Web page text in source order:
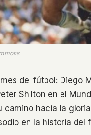
del fútbol: Diego
Shilton en el
hacia la
en la historia del